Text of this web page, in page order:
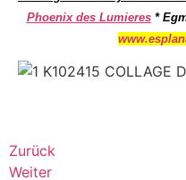
Phoenix des Lumieres*
Zurück
Weiter